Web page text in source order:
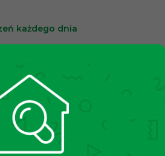
każdego dnia
klientów